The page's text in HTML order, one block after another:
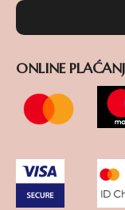
ONLINE